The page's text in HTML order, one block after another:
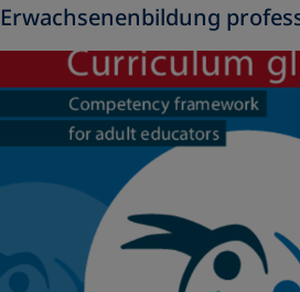
Erwachsenenbildung